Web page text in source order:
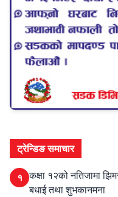
ट्रेन्डिङ समाचार
१ कक्षा १२को नतिजामा
बधाई तथा शुभकानमना